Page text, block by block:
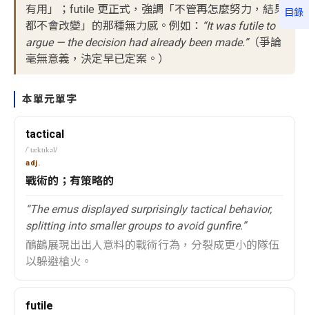
有用」；futile 更正式，強調「不管再怎麼努力，結果
都不會改變」的那種無力感。例如： “It was futile to
argue — the decision had already been made.”（爭論
毫無意義，決定早已定案。）
本單元單字
tactical
/ˈtæktɪkəl/
adj.
戰術的；有策略的
“The emus displayed surprisingly tactical behavior,
splitting into smaller groups to avoid gunfire.”
鴯鶓展現出出人意料的戰術行為，分裂成更小的隊伍
以躲避槍火。
futile
目錄